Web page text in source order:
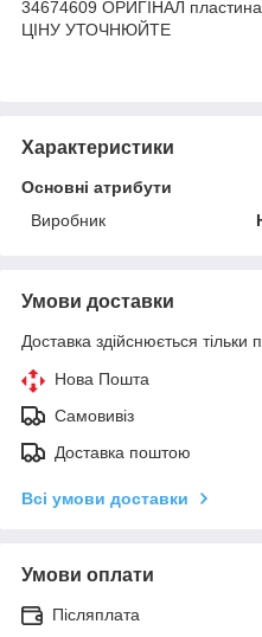
34674609 ОРИГІНАЛ
ЦІНУ УТОЧНЮЙТЕ
Характеристики
Основні атрибути
Виробник
Умови доставки
Доставка здійснюється тільки
Нова Пошта
Самовивіз
Доставка поштою
Всі умови доставки
Умови оплати
Післяплата